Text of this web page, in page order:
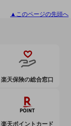
▲このページの先頭へ
楽天保険の総合窓口
楽天ポイントカード